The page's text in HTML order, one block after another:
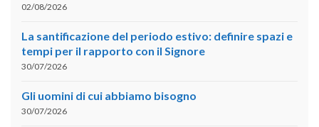
02/08/2026
La santificazione del periodo estivo: definire spazi e
tempi per il rapporto con il Signore
30/07/2026
Gli uomini di cui abbiamo bisogno
30/07/2026